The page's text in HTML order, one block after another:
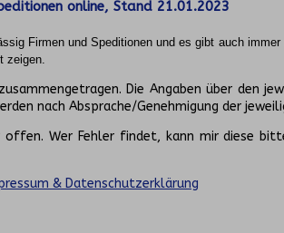
online, Stand 21.01.2023
Firmen und Speditionen und es gibt auch
zeigen.
Die Angaben über den
nach Absprache/Genehmigung der
offen. Wer Fehler findet, kann mir diese
& Datenschutzerklärung